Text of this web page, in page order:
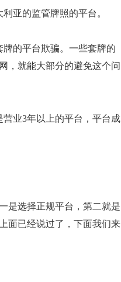
亚的监管牌照的平台。
的平台欺骗。一些套牌的
，就能大部分的避免这个问
业3年以上的平台，平台成
选择正规平台，第二就是
面已经说过了，下面我们来